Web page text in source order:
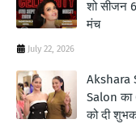
शो सीजन
मंच
July 22, 2026
Akshara
Salon का
को दी